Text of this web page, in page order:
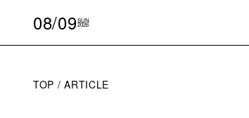
08/09SUN
2026
TOP ARTICLE